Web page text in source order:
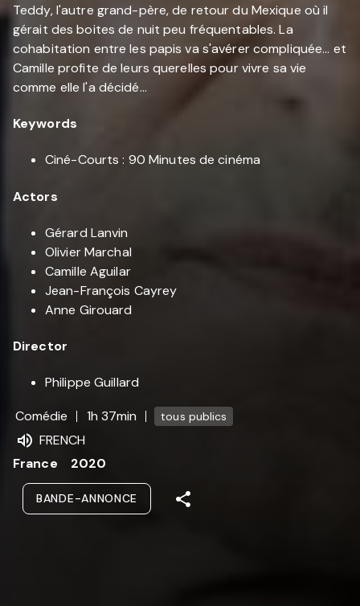
Teddy, l'autre grand-père, de retour du Mexique où il
gérait des boites de nuit peu fréquentables. La
cohabitation entre les papis va s'avérer compliquée... et
Camille profite de leurs querelles pour vivre sa vie
comme elle l'a décidé...
Keywords
Ciné-Courts : 90 Minutes de cinéma
Actors
Gérard Lanvin
Olivier Marchal
Camille Aguilar
Jean-François Cayrey
Anne Girouard
Director
Philippe Guillard
Comédie
1h 37min tous publics
FRENCH
France
2020
BANDE-ANNONCE